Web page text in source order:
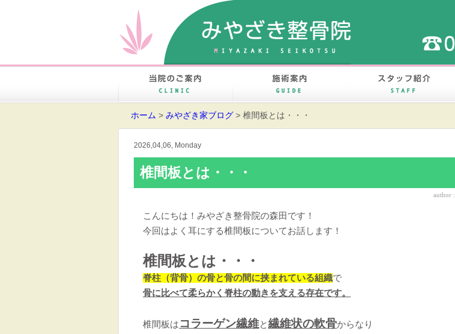
当院のご案内
ホーム > みやざき家ブログ > 椎間板とは・・・
2026,04,06, Monday
椎間板とは・・・
author :
こんにちは！みやざき整骨院の森田です！
今回はよく耳にする椎間板についてお話します！
椎間板とは・・・
脊柱（背骨）の骨と骨の間に挟まれている組織で
骨に比べて柔らかく脊柱の動きを支える存在です。
椎間板は コラーゲン繊維と繊維状の軟骨からなり